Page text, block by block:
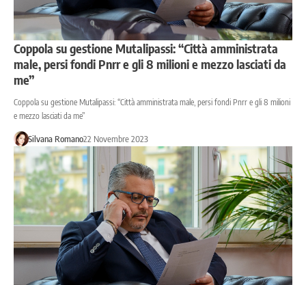
Coppola su gestione Mutalipassi: “Città amministrata
male, persi fondi Pnrr e gli 8 milioni e mezzo lasciati da
me”
Coppola su gestione Mutalipassi: “Città amministrata male, persi fondi Pnrr e gli 8 milioni
e mezzo lasciati da me”
Silvana Romano22 Novembre 2023